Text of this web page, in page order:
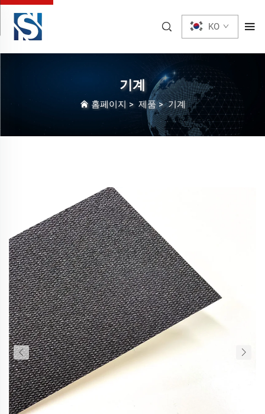
KO
기계
홈페이지 > 제품>기계